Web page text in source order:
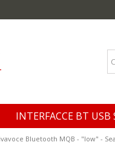
INTERFACCE BT USB
Bluetooth MQB - "low" -